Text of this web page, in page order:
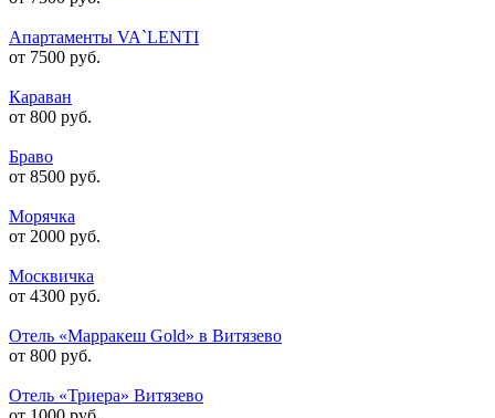
Апартаменты VA`LENTI
от 7500 руб.
Караван
от 800 руб.
Браво
от 8500 руб.
Морячка
от 2000 руб.
Москвичка
от 4300 руб.
Отель «Марракеш Gold» в Витязево
от 800 руб.
Отель «Триера» Витязево